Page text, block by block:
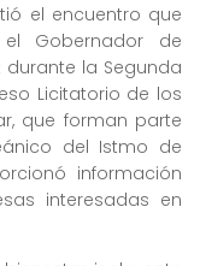
el encuentro que
Gobernador de
durante la Segunda
Licitatorio de los
que forman parte
del Istmo de
información
interesadas en